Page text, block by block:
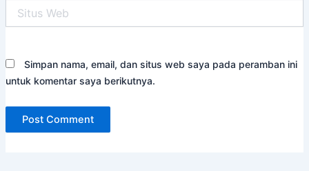
Web
Simpan nama, email, dan situs web saya pada peramban ini
untuk komentar saya berikutnya.